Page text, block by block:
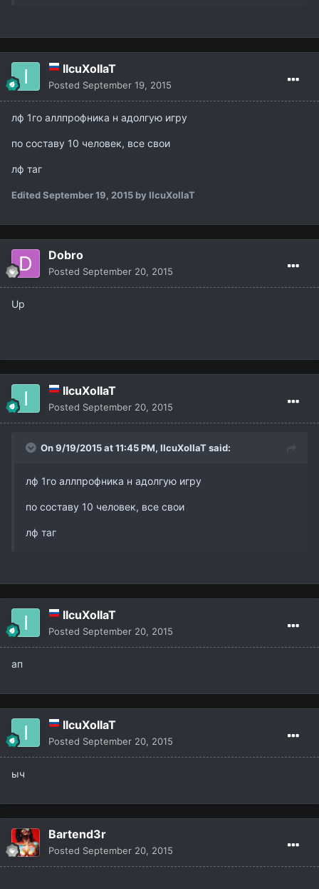
IIcuXoIIaT
Posted September 19, 2015
лф 1го аллпрофника н адолгую игру
по составу 10 человек, все свои
лф таг
EditedSeptember 19, 2015 by IIcuXoIIaT
Dobro
Posted September 20, 2015
Up
IIcuXoIIaT
Posted September 20, 2015
On 9/19/2015 at 11:45 PM, IIcuXoIIaTsaid:
лф 1го аллпрофника н адолгую игру
по составу 10 человек, все свои
лф таг
IIcuXoIIaT
Posted September 20, 2015
ап
IIcuXoIIaT
Posted September 20, 2015
ыч
Bartend3r
Posted September 20, 2015